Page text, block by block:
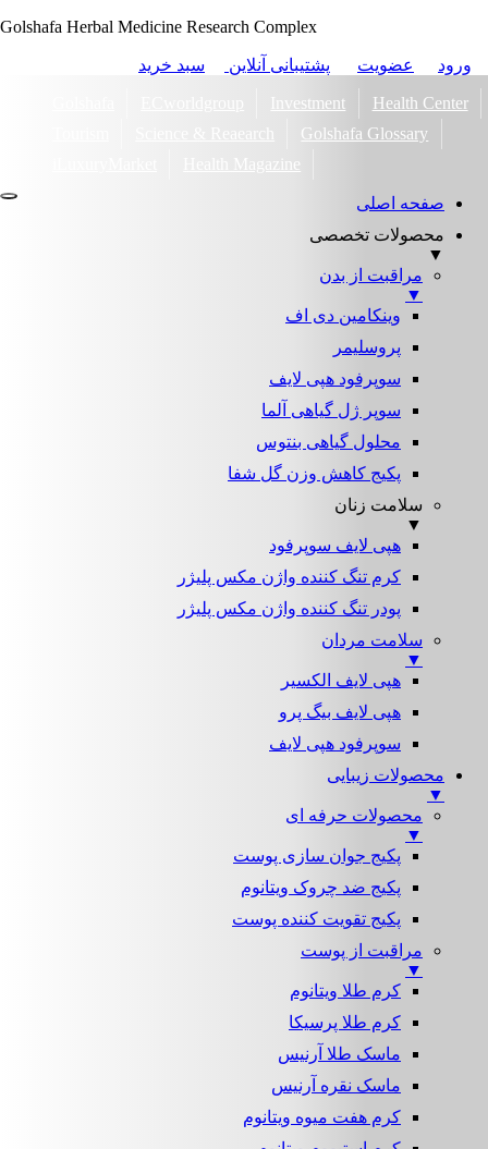
Golshafa Herbal Medicine Research Complex
ورود عضویت پشتیبانی آنلاین سبد خرید
Investment
Health Center
Golshafa Glossary
Health Magazine
صفحه اصلی
محصولات تخصصی
▼
مراقبت از بدن
▼
وینکامین دی اف
پروسلیمر
سوپرفود هپی لایف
سوپر ژل گیاهی آلما
محلول گیاهی بنتوس
پکیج کاهش وزن گل شفا
سلامت زنان
▼
هپی لایف سوپرفود
کرم تنگ کننده واژن مکس پلیژر
پودر تنگ کننده واژن مکس پلیژر
سلامت مردان
▼
هپی لایف الکسیر
هپی لایف بیگ پرو
سوپرفود هپی لایف
محصولات زیبایی
▼
محصولات حرفه ای
▼
پکیج جوان سازی پوست
پکیج ضد چروک ویتانوم
پکیج تقویت کننده پوست
مراقبت از پوست
▼
کرم طلا ویتانوم
کرم طلا پرسیکا
ماسک طلا آرنیس
ماسک نقره آرنیس
کرم هفت میوه ویتانوم